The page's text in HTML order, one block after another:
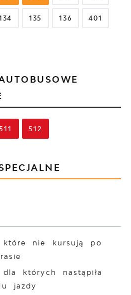
135 136 401
512
które nie kursują po
których nastąpiła
jazdy